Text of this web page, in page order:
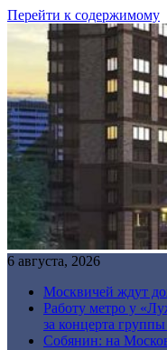
Перейти к содержимому
6 августа, 2026
Москвичей ждут
Работу метро у
за концерта
Собянин: на